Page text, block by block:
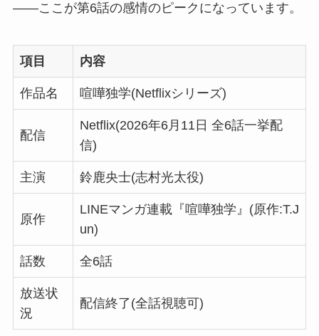
——ここが第6話の感情のピークになっています。
項目 内容
作品名 喧嘩独学(Netflixシリーズ)
配信
Netflix(2026年6月11日 全6話一挙配
信)
主演 鈴鹿央士(志村光太役)
原作
LINEマンガ連載『喧嘩独学』(原作:T.J
un)
話数 全6話
放送状
況
配信終了(全話視聴可)